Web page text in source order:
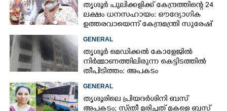
തൃശൂർ പുലിക്കളിക്ക് കേന്ദ്രത്തിന്റെ 24
ലക്ഷം ധനസഹായം: ഔദ്യോഗിക
ഉത്തരവായെന്ന് കേന്ദ്രമന്ത്രി സുരേഷ്
GENERAL
തൃശൂർ മെഡിക്കൽ കോളേജിൽ
നിർമ്മാണത്തിലിരുന്ന കെട്ടിടത്തിൽ
തീപിടിത്തം: അപകടം
GENERAL
തൃശൂരിലെ പ്രിയദർശിനി ബസ്
അപകടം; സ്‌ത്രീ മരിച്ചത് മകളെ ബസ്